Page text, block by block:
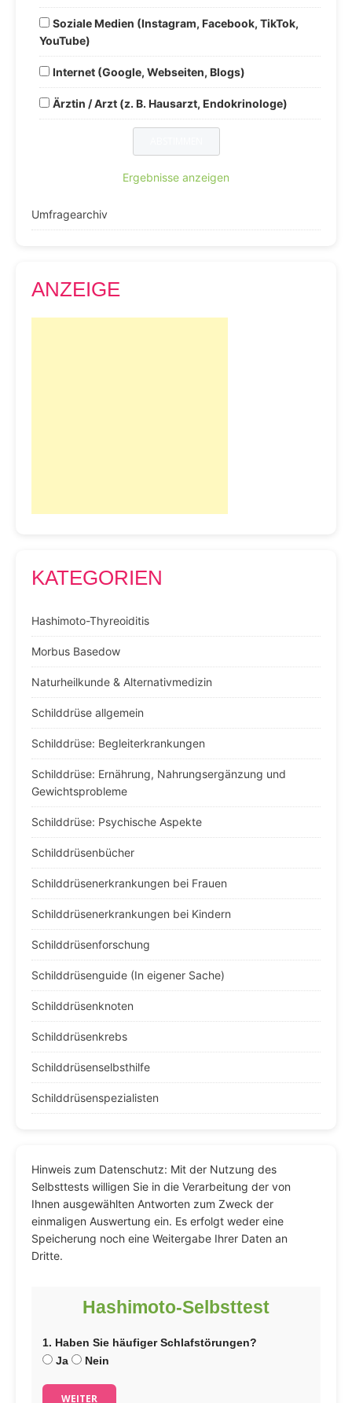
Soziale Medien (Instagram, Facebook, TikTok,
YouTube)
Internet (Google, Webseiten, Blogs)
Ärztin / Arzt (z. B. Hausarzt, Endokrinologe)
Ergebnisse anzeigen
Umfragearchiv
ANZEIGE
KATEGORIEN
Hashimoto-Thyreoiditis
Morbus Basedow
Naturheilkunde & Alternativmedizin
Schilddrüse allgemein
Schilddrüse: Begleiterkrankungen
Schilddrüse: Ernährung, Nahrungsergänzung und
Gewichtsprobleme
Schilddrüse: Psychische Aspekte
Schilddrüsenbücher
Schilddrüsenerkrankungen bei Frauen
Schilddrüsenerkrankungen bei Kindern
Schilddrüsenforschung
Schilddrüsenguide (In eigener Sache)
Schilddrüsenknoten
Schilddrüsenkrebs
Schilddrüsenselbsthilfe
Schilddrüsenspezialisten
Hinweis zum Datenschutz: Mit der Nutzung des
Selbsttests willigen Sie in die Verarbeitung der von
Ihnen ausgewählten Antworten zum Zweck der
einmaligen Auswertung ein. Es erfolgt weder eine
Speicherung noch eine Weitergabe Ihrer Daten an
Dritte.
Hashimoto-Selbsttest
1. Haben Sie häufiger Schlafstörungen?
Ja
Nein
WEITER